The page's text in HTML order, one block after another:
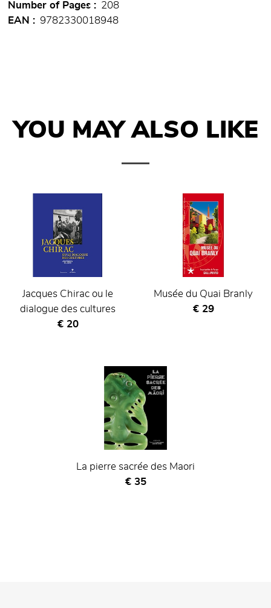
Number of Pages
208
EAN
9782330018948
YOU MAY ALSO LIKE
Jacques Chirac ou le
dialogue des cultures
Current price
€ 20
Musée du Quai Branly
Current price
€ 29
La pierre sacrée des Maori
Current price
€ 35